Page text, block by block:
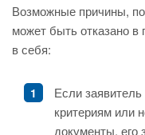
Возможные причины,
может быть отказано
в себя:
Если
критериям или
документы, его